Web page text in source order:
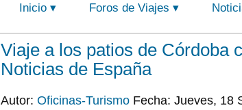
Inicio Foros de Viajes
Viaje a los patios de Córdoba
Noticias de España
Autor: Oficinas-Turismo Fecha: Jueves, 18